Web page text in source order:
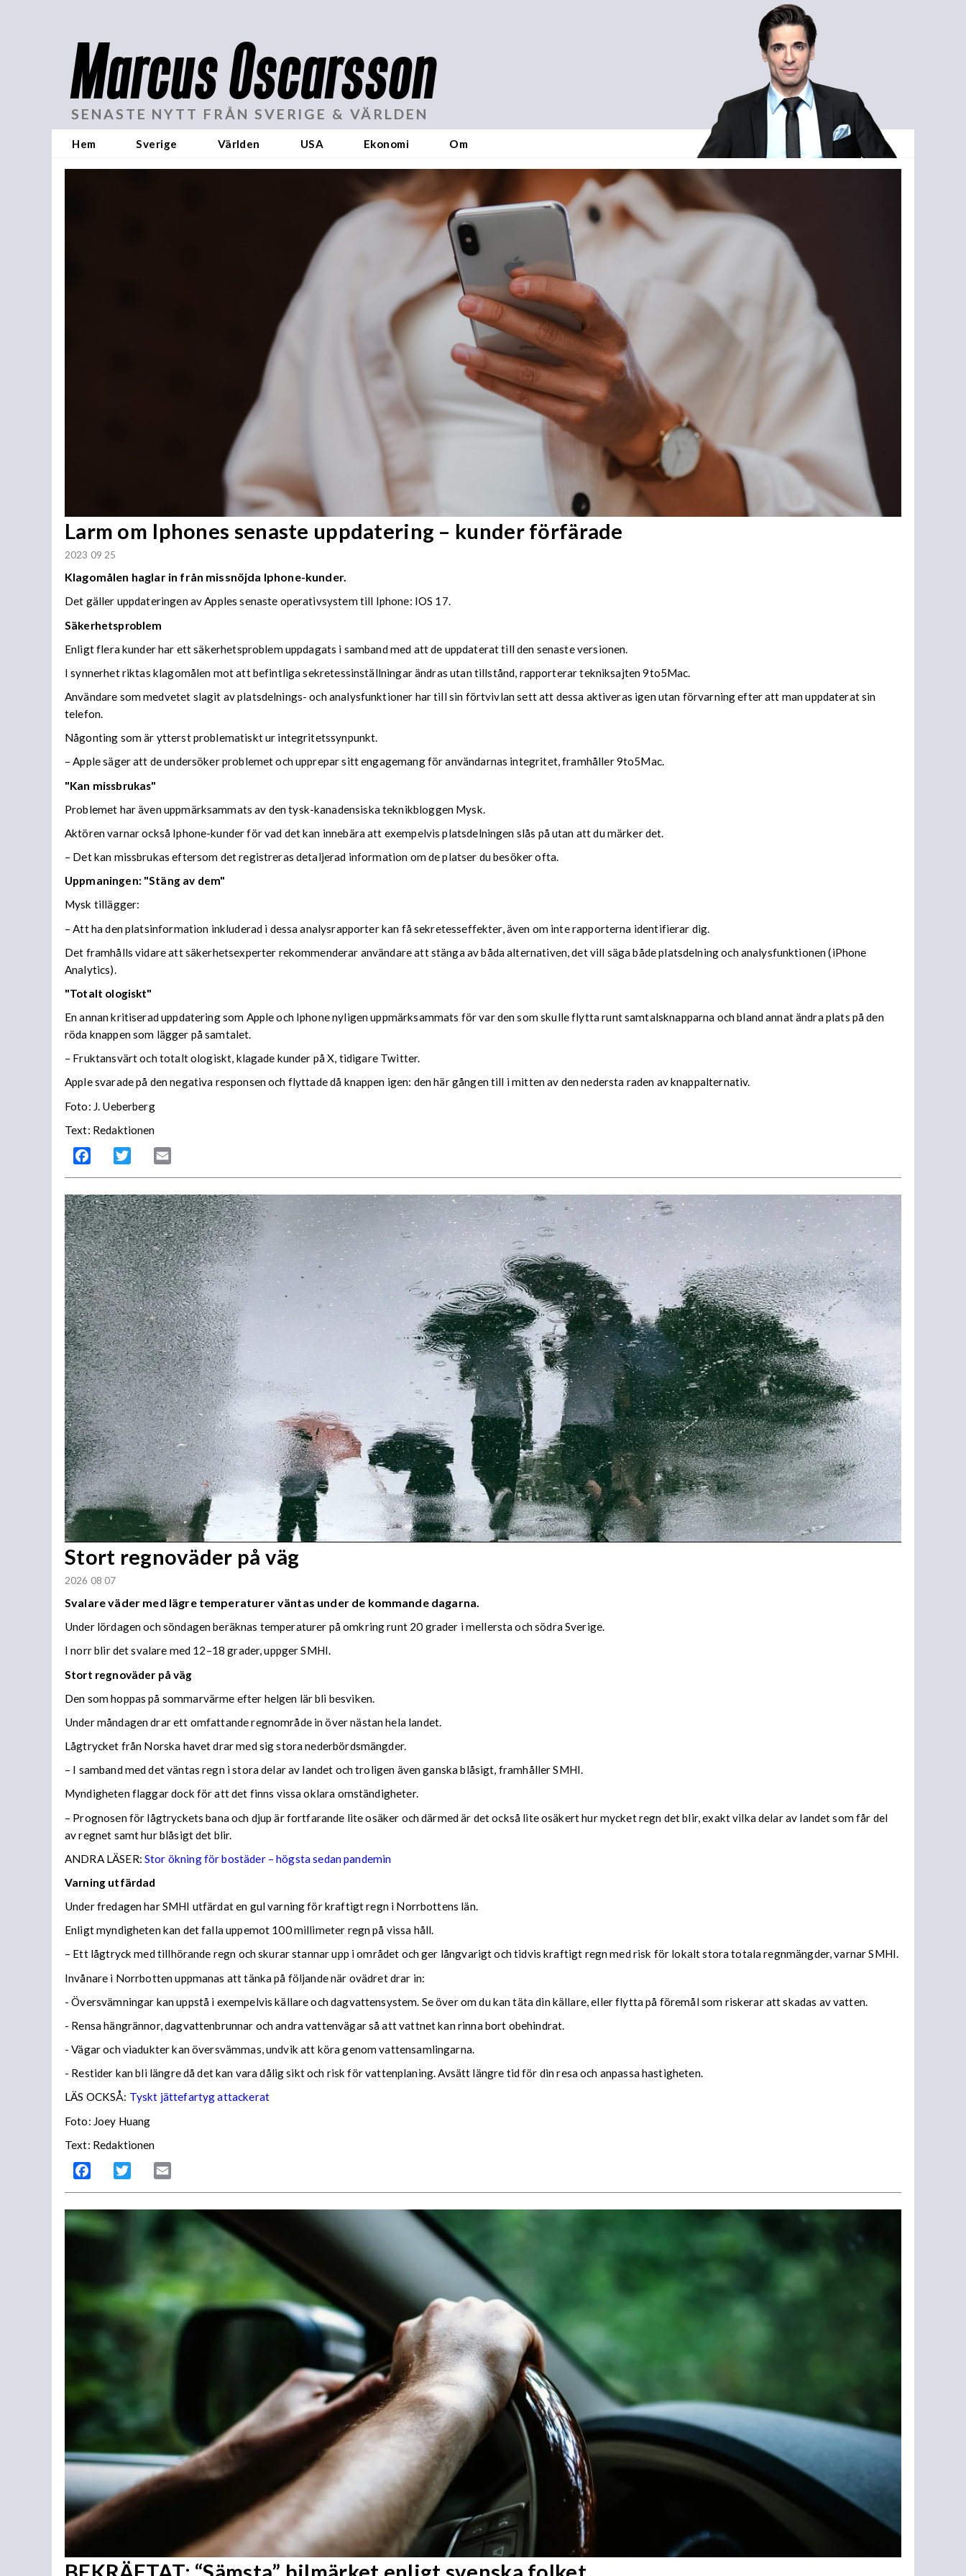
Marcus Oscarsson
SENASTE NYTT FRÅN SVERIGE & VÄRLDEN
Hem Sverige Världen USA Ekonomi Om
Larm om Iphones senaste uppdatering – kunder förfärade
2023 09 25
Klagomålen haglar in från missnöjda Iphone-kunder.
Det gäller uppdateringen av Apples senaste operativsystem till Iphone: IOS 17.
Säkerhetsproblem
Enligt flera kunder har ett säkerhetsproblem uppdagats i samband med att de uppdaterat till den senaste versionen.
I synnerhet riktas klagomålen mot att befintliga sekretessinställningar ändras utan tillstånd, rapporterar tekniksajten 9to5Mac.
Användare som medvetet slagit av platsdelnings- och analysfunktioner har till sin förtvivlan sett att dessa aktiveras igen utan förvarning efter att man uppdaterat sin
telefon.
Någonting som är ytterst problematiskt ur integritetssynpunkt.
– Apple säger att de undersöker problemet och upprepar sitt engagemang för användarnas integritet, framhåller 9to5Mac.
"Kan missbrukas"
Problemet har även uppmärksammats av den tysk-kanadensiska teknikbloggen Mysk.
Aktören varnar också Iphone-kunder för vad det kan innebära att exempelvis platsdelningen slås på utan att du märker det.
– Det kan missbrukas eftersom det registreras detaljerad information om de platser du besöker ofta.
Uppmaningen: "Stäng av dem"
Mysk tillägger:
– Att ha den platsinformation inkluderad i dessa analysrapporter kan få sekretesseffekter, även om inte rapporterna identifierar dig.
Det framhålls vidare att säkerhetsexperter rekommenderar användare att stänga av båda alternativen, det vill säga både platsdelning och analysfunktionen (iPhone
Analytics).
"Totalt ologiskt"
En annan kritiserad uppdatering som Apple och Iphone nyligen uppmärksammats för var den som skulle flytta runt samtalsknapparna och bland annat ändra plats på den
röda knappen som lägger på samtalet.
– Fruktansvärt och totalt ologiskt, klagade kunder på X, tidigare Twitter.
Apple svarade på den negativa responsen och flyttade då knappen igen: den här gången till i mitten av den nedersta raden av knappalternativ.
Foto: J. Ueberberg
Text: Redaktionen
Facebook Twitter
Stort regnoväder på väg
2026 08 07
Svalare väder med lägre temperaturer väntas under de kommande dagarna.
Under lördagen och söndagen beräknas temperaturer på omkring runt 20 grader i mellersta och södra Sverige.
I norr blir det svalare med 12–18 grader, uppger SMHI.
Stort regnoväder på väg
Den som hoppas på sommarvärme efter helgen lär bli besviken.
Under måndagen drar ett omfattande regnområde in över nästan hela landet.
Lågtrycket från Norska havet drar med sig stora nederbördsmängder.
– I samband med det väntas regn i stora delar av landet och troligen även ganska blåsigt, framhåller SMHI.
Myndigheten flaggar dock för att det finns vissa oklara omständigheter.
– Prognosen för lågtryckets bana och djup är fortfarande lite osäker och därmed är det också lite osäkert hur mycket regn det blir, exakt vilka delar av landet som får del
av regnet samt hur blåsigt det blir.
ANDRA LÄSER: Stor ökning för bostäder – högsta sedan pandemin
Varning utfärdad
Under fredagen har SMHI utfärdat en gul varning för kraftigt regn i Norrbottens län.
Enligt myndigheten kan det falla uppemot 100 millimeter regn på vissa håll.
– Ett lågtryck med tillhörande regn och skurar stannar upp i området och ger långvarigt och tidvis kraftigt regn med risk för lokalt stora totala regnmängder, varnar SMHI.
Invånare i Norrbotten uppmanas att tänka på följande när ovädret drar in:
- Översvämningar kan uppstå i exempelvis källare och dagvattensystem. Se över om du kan täta din källare, eller flytta på föremål som riskerar att skadas av vatten.
- Rensa hängrännor, dagvattenbrunnar och andra vattenvägar så att vattnet kan rinna bort obehindrat.
- Vägar och viadukter kan översvämmas, undvik att köra genom vattensamlingarna.
- Restider kan bli längre då det kan vara dålig sikt och risk för vattenplaning. Avsätt längre tid för din resa och anpassa hastigheten.
LÄS OCKSÅ: Tyskt jättefartyg attackerat
Foto: Joey Huang
Text: Redaktionen
Facebook Twitter